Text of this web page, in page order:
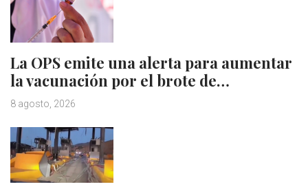
La OPS emite una alerta para aumentar
la vacunación por el brote de…
8 agosto, 2026